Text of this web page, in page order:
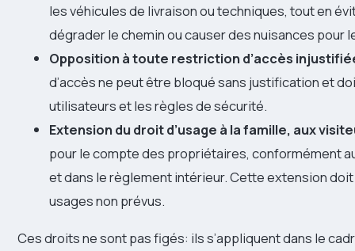
les véhicules de livraison ou techniques, tout en
dégrader le chemin ou causer des nuisances pour
Opposition à toute restriction d’accès
d’accès ne peut être bloqué sans justification et
utilisateurs et les règles de sécurité.
Extension du droit d’usage à la famille, aux
pour le compte des propriétaires, conformément
et dans le règlement intérieur. Cette extension
usages non prévus.
Ces droits ne sont pas figés: ils s’appliquent dans le